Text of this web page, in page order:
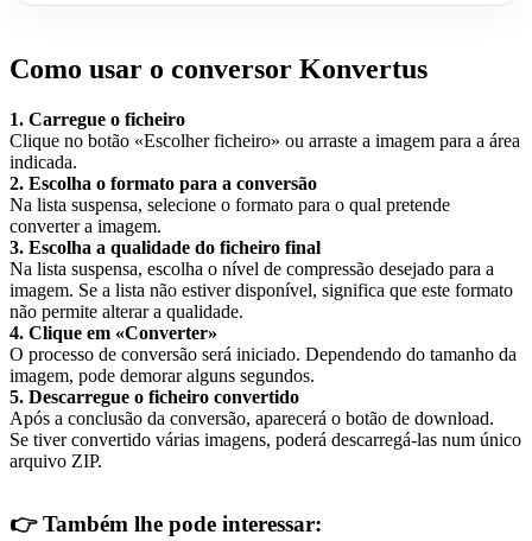
Como usar o conversor Konvertus
1. Carregue o ficheiro
Clique no botão «Escolher ficheiro» ou arraste a imagem para a área
indicada.
2. Escolha o formato para a conversão
Na lista suspensa, selecione o formato para o qual pretende
converter a imagem.
3. Escolha a qualidade do ficheiro final
Na lista suspensa, escolha o nível de compressão desejado para a
imagem. Se a lista não estiver disponível, significa que este formato
não permite alterar a qualidade.
4. Clique em «Converter»
O processo de conversão será iniciado. Dependendo do tamanho da
imagem, pode demorar alguns segundos.
5. Descarregue o ficheiro convertido
Após a conclusão da conversão, aparecerá o botão de download.
Se tiver convertido várias imagens, poderá descarregá-las num único
arquivo ZIP.
👉Também lhe pode interessar: